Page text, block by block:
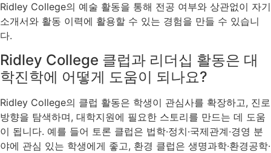
Ridley College의 예술 활동을 통해 전공 여부와 상관없이 자기
소개서와 활동 이력에 활용할 수 있는 경험을 만들 수 있습니
다.
Ridley College 클럽과 리더십 활동은 대
학진학에 어떻게 도움이 되나요?
Ridley College의 클럽 활동은 학생이 관심사를 확장하고, 진로
방향을 탐색하며, 대학지원에 필요한 스토리를 만드는 데 도움
이 됩니다. 예를 들어 토론 클럽은 법학·정치·국제관계·경영 분
야에 관심 있는 학생에게 좋고, 환경 클럽은 생명과학·환경공학·